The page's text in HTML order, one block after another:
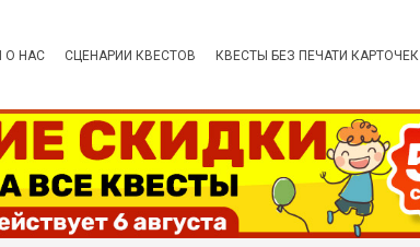
О НАС СЦЕНАРИИ КВЕСТОВ КВЕСТЫ БЕЗ ПЕЧАТИ КАРТОЧЕК